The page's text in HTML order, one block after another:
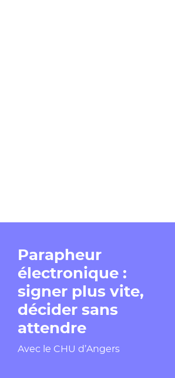
Parapheur
électronique :
signer plus vite,
décider sans
attendre
Avec le CHU d’Angers